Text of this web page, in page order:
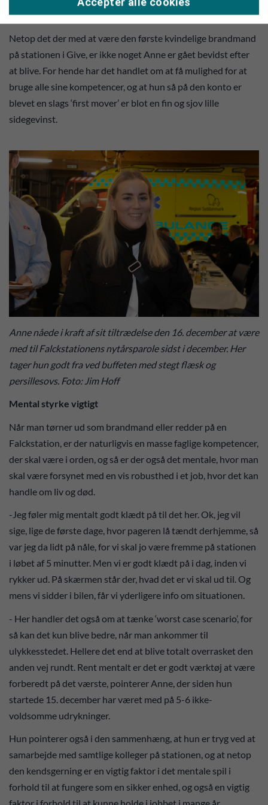
Gives første kvindelige brandmand.
Netop det der med at være den første kvindelige brandmand
på stationen i Give, er ikke noget Anne er gået bevidst efter
at blive. For hende har det handlet om at få mulighed for at
bruge alle sine kompetencer, og at hun så på den konto er
blevet en slags ‘first mover’ er blot en fin og sjov lille
sidegevinst.
Anne nåede i kraft af sit tiltrædelse den 16. december at være
med til Falckstationens nytårsparole sidst i december. Her
tager hun godt fra ved buffeten med stegt flæsk og
persillesovs. Foto: Jim Hoff
Mental styrke vigtigt
Når man tørner ud som brandmand eller redder på en
Falckstation, er der naturligvis en masse faglige kompetencer,
der skal være i orden, og så er der også det mentale, hvor man
skal være forsynet med en vis robusthed i et job, hvor det kan
handle om liv og død.
-Jeg føler mig mentalt godt klædt på til det her. Ok, jeg vil
sige, lige de første dage, hvor pageren lå tændt derhjemme, så
var jeg da lidt på nåle, for vi skal jo være fremme på stationen
i løbet af 5 minutter. Men vi er godt klædt på i dag, inden vi
rykker ud. På skærmen står der, hvad det er vi skal ud til. Og
mens vi sidder i bilen, får vi yderligere info om situationen.
- Her handler det også om at tænke ‘worst case scenario’, for
så kan det kun blive bedre, når man ankommer til
ulykkesstedet. Hellere det end at blive totalt overrasket den
anden vej rundt. Rent mentalt er det er godt værktøj at være
forberedt på det værste, pointerer Anne, der siden hun
startede 15. december har været med på 5-6 ikke-
voldsomme udrykninger.
Hun pointerer også i den sammenhæng, at hun er tryg ved at
samarbejde med samtlige kolleger på stationen, og at netop
den kendsgerning er en vigtig faktor i det mentale spil i
forhold til at fungere som en sikker enhed, og også en vigtig